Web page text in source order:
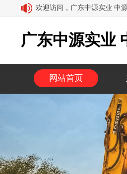
欢迎访问，广东中源实业 中
广东中源实业
网站首页